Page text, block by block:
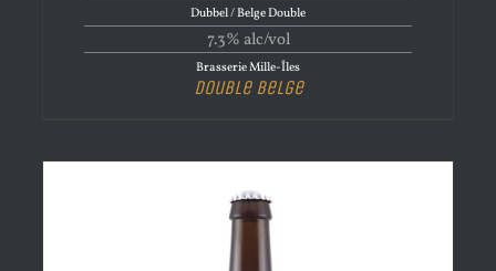
Dubbel / Belge Double
7.3% alc/vol
Brasserie Mille-Îles
Double Belge